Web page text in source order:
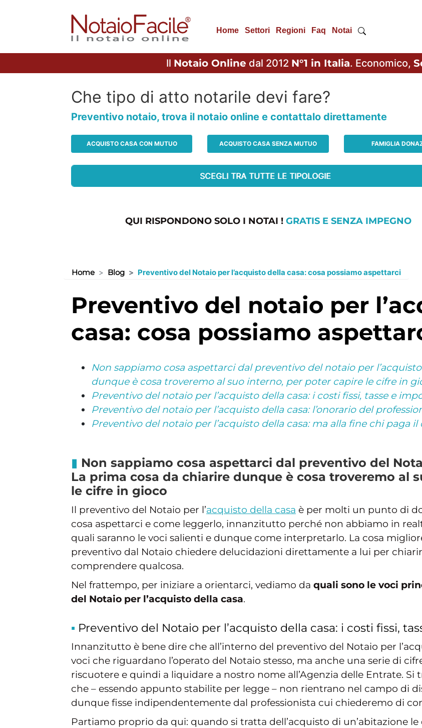
Home Settori Regioni Faq Notai
Il Notaio Online dal 2012 N°1 in Italia. Economico,
Che tipo di atto notarile devi fare?
Preventivo notaio, trova il notaio online e contattalo direttamente
ACQUISTO CASA CON MUTUO ACQUISTO CASA SENZA MUTUO FAMIGLIA
QUI RISPONDONO SOLO I NOTAI ! GRATIS E SENZA IMPEGNO
Home Blog Preventivo del Notaio per l’acquisto della casa: cosa possiamo aspettarci
preventivo del notaio per l’acquisto della
casa: cosa possiamo
Non sappiamo cosa aspettarci dal preventivo del notaio per
dunque è cosa troveremo al suo interno, per poter capire le cifre in
Preventivo del notaio per l’acquisto della casa: i costi fissi, tasse e
Preventivo del notaio per l’acquisto della casa: l’onorario del
Preventivo del notaio per l’acquisto della casa: ma alla fine chi paga il
Non sappiamo cosa aspettarci dal preventivo del
La prima cosa da chiarire dunque è cosa troveremo al
le cifre in gioco
Il preventivo del Notaio per l’acquisto della casa è per molti un punto di
cosa aspettarci e come leggerlo, innanzitutto perché non abbiamo in
quali saranno le voci salienti e dunque come interpretarlo. La cosa
preventivo dal Notaio chiedere delucidazioni direttamente a lui per
comprendere qualcosa.
Nel frattempo, per iniziare a orientarci, vediamo da quali sono le voci
del Notaio per l’acquisto della casa.
Preventivo del Notaio per l’acquisto della casa: i costi fissi,
Innanzitutto è bene dire che all’interno del preventivo del Notaio per
voci che riguardano l’operato del Notaio stesso, ma anche una serie di
riscuotere e quindi a liquidare a nostro nome all’Agenzia delle Entrate. Si
che – essendo appunto stabilite per legge – non rientrano nel campo di
dunque fisse indipendentemente dal professionista cui chiederemo di
Partiamo proprio da qui: quando si tratta dell’acquisto di un’abitazione